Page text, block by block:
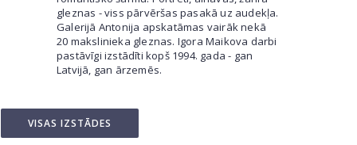
gleznas - viss pārvēršas pasakā uz audekļa.
Galerijā Antonija apskatāmas vairāk nekā
20 makslinieka gleznas. Igora Maikova darbi
pastāvīgi izstādīti kopš 1994. gada - gan
Latvijā, gan ārzemēs.
VISAS IZSTĀDES